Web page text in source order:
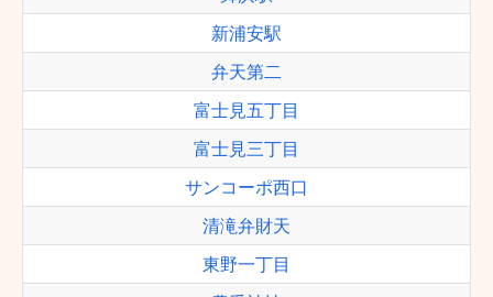
新浦安駅
弁天第二
富士見五丁目
富士見三丁目
サンコーポ西口
清滝弁財天
東野一丁目